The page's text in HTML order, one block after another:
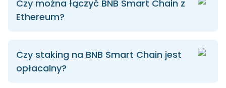
Czy można łączyć BNB Smart Chain z
Ethereum?
Czy staking na BNB Smart Chain jest
opłacalny?